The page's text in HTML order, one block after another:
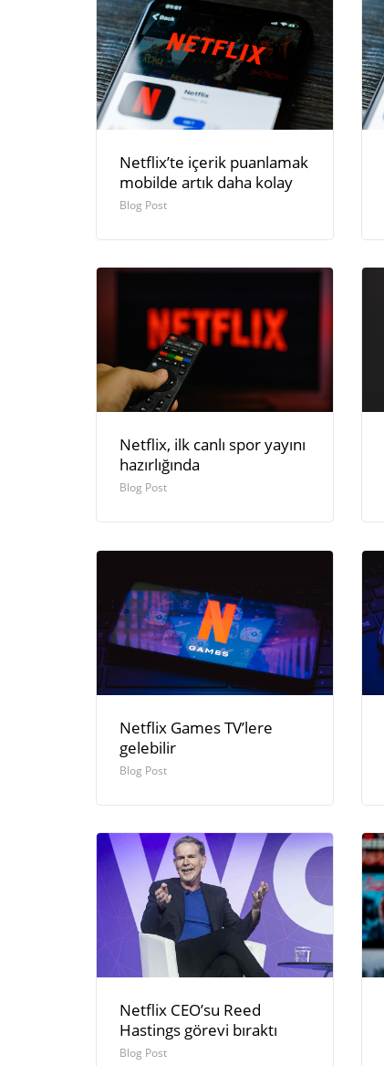
Netflix’te içerik puanlamak
mobilde artık daha kolay
Blog Post
Netflix, ilk canlı spor yayını
hazırlığında
Blog Post
Netflix Games TV’lere
gelebilir
Blog Post
Netflix CEO’su Reed
Hastings görevi bıraktı
Blog Post